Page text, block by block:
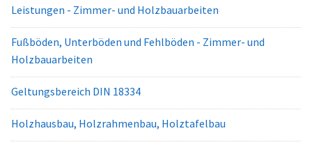
Leistungen - Zimmer- und Holzbauarbeiten
Fußböden, Unterböden und Fehlböden - Zimmer- und
Holzbauarbeiten
Geltungsbereich DIN 18334
Holzhausbau, Holzrahmenbau, Holztafelbau